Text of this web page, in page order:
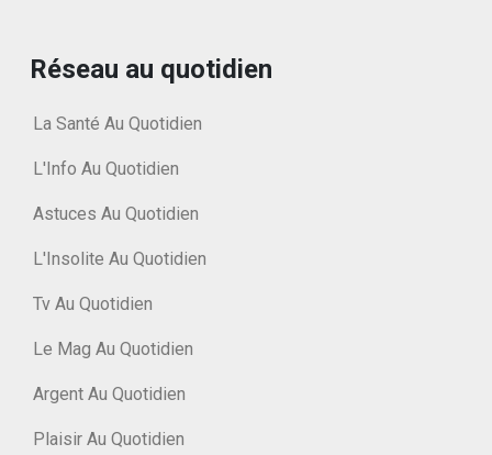
Réseau au quotidien
La Santé Au Quotidien
L'Info Au Quotidien
Astuces Au Quotidien
L'Insolite Au Quotidien
Tv Au Quotidien
Le Mag Au Quotidien
Argent Au Quotidien
Plaisir Au Quotidien